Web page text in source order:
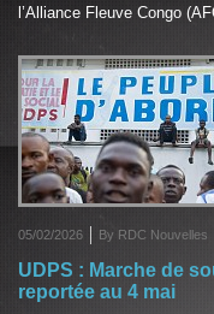
l’Alliance Fleuve Congo
05/02/2026 By RDC Nouvelles
UDPS : Marche de
reportée au 4 mai